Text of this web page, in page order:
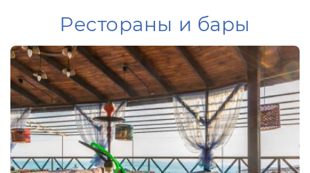
Рестораны и бары